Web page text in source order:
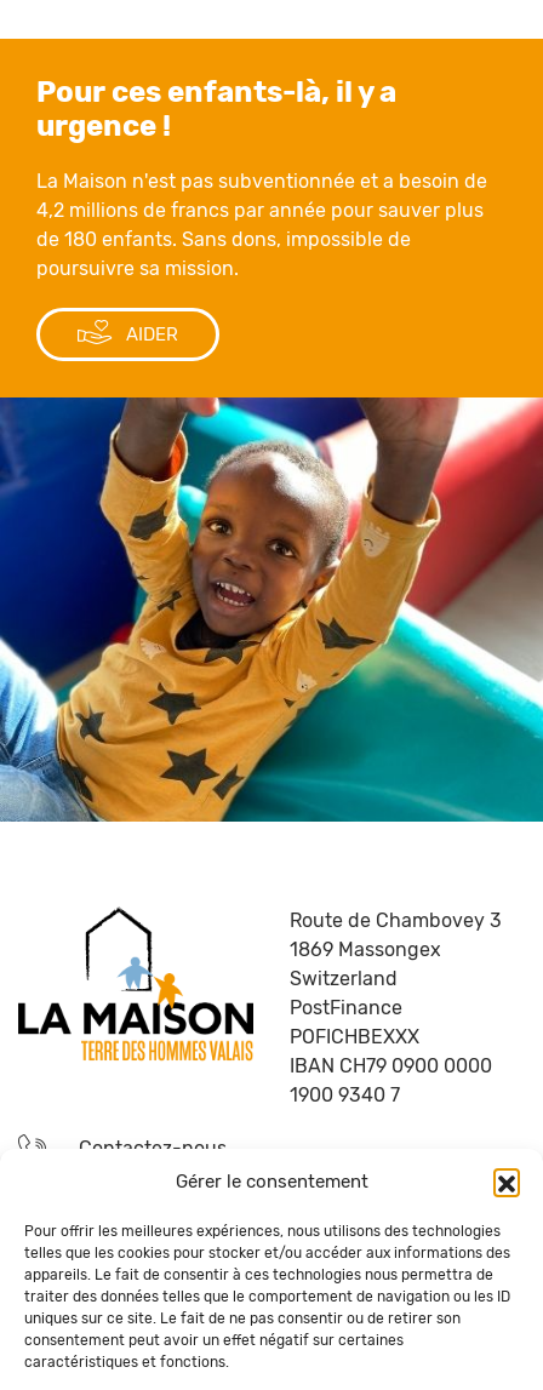
Gérer le consentement
Pour offrir les meilleures expériences, nous utilisons des technologies
telles que les cookies pour stocker et/ou accéder aux informations des
appareils. Le fait de consentir à ces technologies nous permettra de
traiter des données telles que le comportement de navigation ou les ID
uniques sur ce site. Le fait de ne pas consentir ou de retirer son
consentement peut avoir un effet négatif sur certaines
caractéristiques et fonctions.
Pour ces enfants-là, il y a
urgence !
La Maison n'est pas subventionnée et a besoin de
4,2 millions de francs par année pour sauver plus
de 180 enfants. Sans dons, impossible de
poursuivre sa mission.
AIDER
Route de Chambovey 3
1869 Massongex
Switzerland
PostFinance
POFICHBEXXX
IBAN CH79 0900 0000
1900 9340 7
Contactez-nous
Questions fréquentes
Recevez la newsletter de La Maison